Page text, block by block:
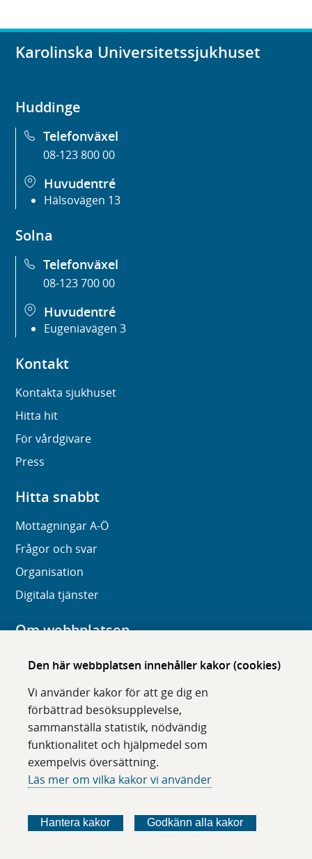
Den här webbplatsen innehåller kakor (cookies)
Vi använder kakor för att ge dig en
förbättrad besöksupplevelse,
sammanställa statistik, nödvändig
funktionalitet och hjälpmedel som
exempelvis översättning.
Läs mer om vilka kakor vi använder
Hantera kakor Godkänn alla kakor
Karolinska Universitetssjukhuset
Huddinge
Telefonväxel
08-123 800 00
Huvudentré
Hälsovägen 13
Solna
Telefonväxel
08-123 700 00
Huvudentré
Eugeniavägen 3
Kontakt
Kontakta sjukhuset
Hitta hit
För vårdgivare
Press
Hitta snabbt
Mottagningar A-Ö
Frågor och svar
Organisation
Digitala tjänster
Om webbplatsen
Om karolinska.se
Tillgänglighet
Om cookies
Följ oss i sociala medier
ö
l
ö
l
ö
l